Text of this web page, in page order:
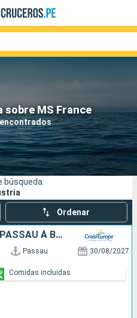
MS France
Compañías
Buscar
búsqueda:
Ordenar
LE BEAU DANUBE BLEU, DE PASSAU À BUDAPEST
Passau 30/08/2027
Comidas incluidas